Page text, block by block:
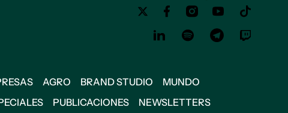
AGRO BRAND STUDIO
MUNDO
PUBLICACIONES NEWSLETTERS